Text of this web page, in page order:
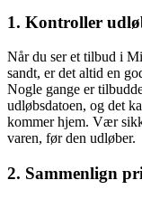
1. Kontroller
Når du ser et tilbud i
sandt, er det altid en
Nogle gange er
udløbsdatoen, og det
kommer hjem. Vær
varen, før den udløber.
2. Sammenlign